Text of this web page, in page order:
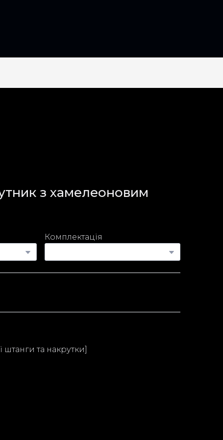
з хамелеоновим
Комплектація
штанги та накрутки]